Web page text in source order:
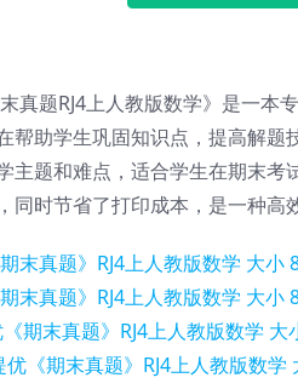
真题RJ4上人教版数学》是一
帮助学生巩固知识点，提高解
主题和难点，适合学生在期末
同时节省了打印成本，是一种高